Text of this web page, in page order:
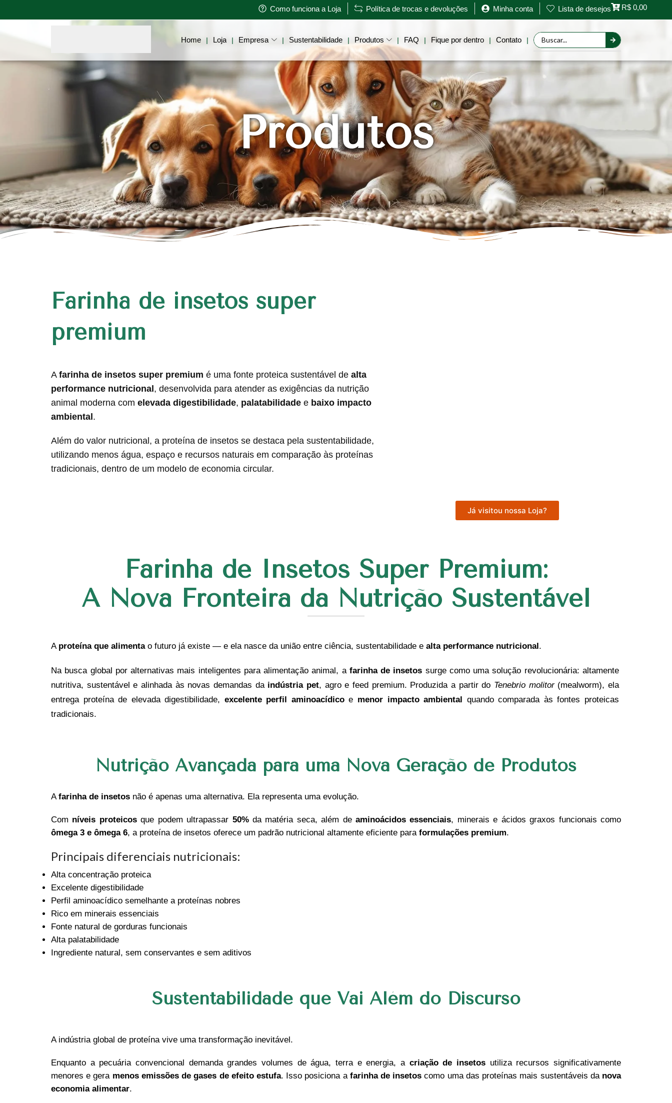
Como funciona a Loja Política de trocas e devoluções Minha conta Lista de desejos R$ 0,00
Home | Loja | Empresa | Sustentabilidade | Produtos | FAQ | Fique por dentro | Contato |
Produtos
Farinha de insetos super
premium
A farinha de insetos super premium é uma fonte proteica sustentável de alta
performance nutricional , desenvolvida para atender as exigências da nutrição
animal moderna com elevada digestibilidade, palatabilidade e baixo impacto
ambiental .
Além do valor nutricional, a proteína de insetos se destaca pela sustentabilidade,
utilizando menos água, espaço e recursos naturais em comparação às proteínas
tradicionais, dentro de um modelo de economia circular.
Já visitou nossa Loja?
Farinha de Insetos Super Premium:
A Nova Fronteira da Nutrição Sustentável
A proteína que alimentao futuro já existe — e ela nasce da união entre ciência, sustentabilidade e alta performance nutricional.
Na busca global por alternativas mais inteligentes para alimentação animal, a farinha de insetos surge como uma solução revolucionária: altamente
nutritiva, sustentável e alinhada às novas demandas da indústria pet, agro e feed premium. Produzida a partir do Tenebrio molitor(mealworm), ela
entrega proteína de elevada digestibilidade, excelente perfil aminoacídicoe menor impacto ambiental quando comparada às fontes proteicas
tradicionais.
Nutrição Avançada para uma Nova Geração de Produtos
Afarinha de insetos não é apenas uma alternativa. Ela representa uma evolução.
Com níveis proteicosque podem ultrapassar 50%da matéria seca, além deaminoácidos essenciais, minerais e ácidos graxos funcionais como
ômega 3 e ômega 6, a proteína de insetos oferece um padrão nutricional altamente eficiente para formulações premium.
Principais diferenciais nutricionais:
Alta concentração proteica
Excelente digestibilidade
Perfil aminoacídico semelhante a proteínas nobres
Rico em minerais essenciais
Fonte natural de gorduras funcionais
Alta palatabilidade
Ingrediente natural, sem conservantes e sem aditivos
Sustentabilidade que Vai Além do Discurso
A indústria global de proteína vive uma transformação inevitável.
Enquanto a pecuária convencional demanda grandes volumes de água, terra e energia, a criação de insetos utiliza recursos significativamente
menores e gera menos emissões de gases de efeito estufa. Isso posiciona a farinha de insetos como uma das proteínas mais sustentáveis da nova
economia alimentar.